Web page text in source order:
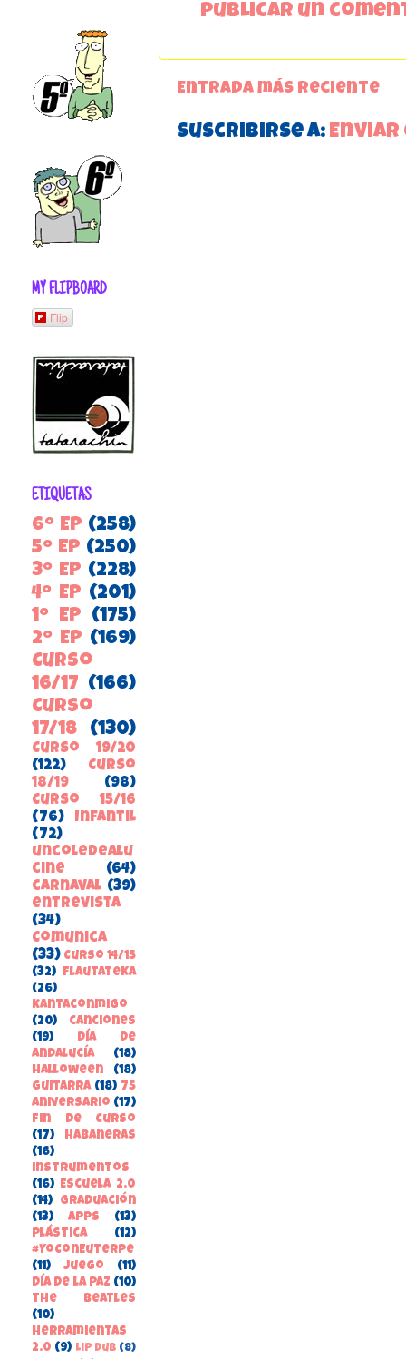
Publicar un
Entrada más reciente
Suscribirse a: Enviar
MY FLIPBOARD
Flip
ETIQUETAS
6º EP (258)
5º EP (250)
3º EP (228)
4º EP (201)
1º EP
(175)
2º EP (169)
Curso
16/17 (166)
Curso
17/18
(130)
Curso 19/20
(122)
Curso
18/19
(98)
Curso 15/16
(76)
Infantil
(72)
uncoledealu
cine
(64)
carnaval (39)
entrevista
(34)
ComunicA
(33) Curso 14/15
(32)
FlautateKa
(26)
kantaconmigo
(20)
canciones
(19)
Día de
Andalucía
(18)
Halloween
(18)
guitarra (18) 75
aniversario (17)
Fin de Curso
(17)
habaneras
(16)
instrumentos
(16) Escuela 2.0
(14)
Graduación
(13)
apps
(13)
Plástica
(12)
#YoConEuterpe
(11)
juego
(11)
Día de la Paz (10)
the beatles
(10)
herramientas
2.0 (9) Lip Dub (8)